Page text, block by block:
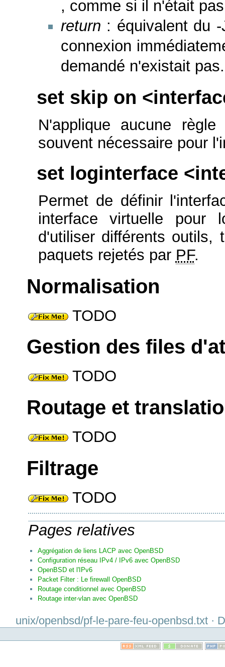
, comme si il n'était
return : équivalent du
connexion
demandé n'existait pas.
set skip on
N'applique aucune
souvent nécessaire pour
set loginterface
Permet de définir
interface virtuelle pour
d'utiliser différents outils,
paquets rejetés par PF.
Normalisation
TODO
Gestion des files
TODO
Routage et
TODO
Filtrage
TODO
Pages relatives
Aggrégation de liens LACP avec OpenBSD
Configuration réseau IPv4 / IPv6 avec OpenBSD
OpenBSD et l'IPv6
Packet Filter : Le firewall OpenBSD
Routage conditionnel avec OpenBSD
Routage inter-vlan avec OpenBSD
unix/openbsd/pf-le-pare-feu-openbsd.txt ·